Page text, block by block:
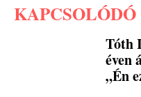
Tóth
éven
„Én